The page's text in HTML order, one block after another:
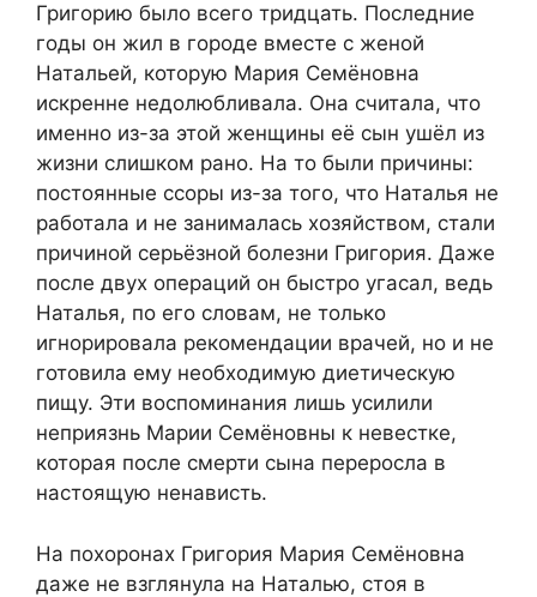
Григорию было всего тридцать. Последние
годы он жил в городе вместе с женой
Натальей, которую Мария Семёновна
искренне недолюбливала. Она считала, что
именно из-за этой женщины её сын ушёл из
жизни слишком рано. На то были причины:
постоянные ссоры из-за того, что Наталья не
работала и не занималась хозяйством, стали
причиной серьёзной болезни Григория. Даже
после двух операций он быстро угасал, ведь
Наталья, по его словам, не только
игнорировала рекомендации врачей, но и не
готовила ему необходимую диетическую
пищу. Эти воспоминания лишь усилили
неприязнь Марии Семёновны к невестке,
которая после смерти сына переросла в
настоящую ненависть.
На похоронах Григория Мария Семёновна
даже не взглянула на Наталью, стоя в